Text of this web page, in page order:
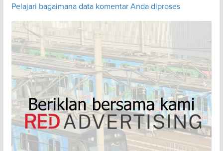
Pelajari bagaimana data komentar Anda diproses